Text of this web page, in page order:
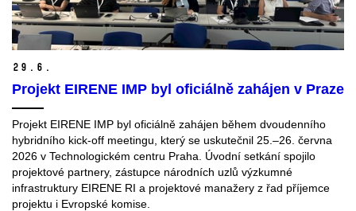
29. 6.
Projekt EIRENE IMP byl oficiálně zahájen v Praze
Projekt EIRENE IMP byl oficiálně zahájen během dvoudenního
hybridního kick-off meetingu, který se uskutečnil 25.–26. června
2026 v Technologickém centru Praha. Úvodní setkání spojilo
projektové partnery, zástupce národních uzlů výzkumné
infrastruktury EIRENE RI a projektové manažery z řad příjemce
projektu i Evropské komise.